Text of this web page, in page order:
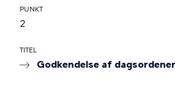
PUNKT
2
TITEL
Godkendelse af